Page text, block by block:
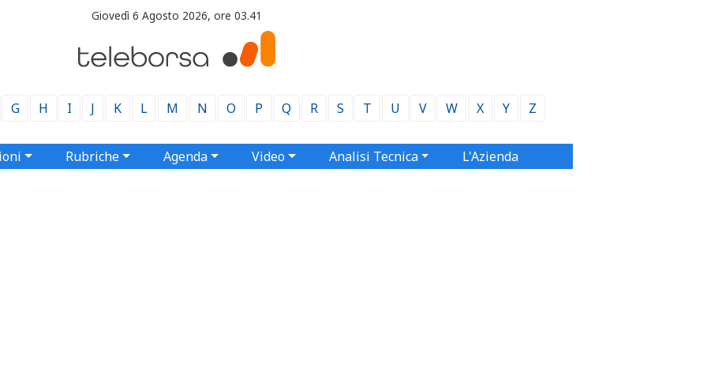
Giovedì 6 Agosto 2026, ore 03.41
G H I J K L M N O P Q R S T U V W X Y Z
Rubriche Agenda Video Analisi Tecnica L'Azienda